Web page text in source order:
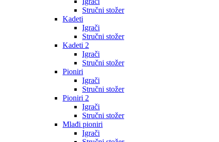
Stručni stožer
Kadeti
Igrači
Stručni stožer
Kadeti 2
Igrači
Stručni stožer
Pioniri
Igrači
Stručni stožer
Pioniri 2
Igrači
Stručni stožer
Mlađi pioniri
Igrači